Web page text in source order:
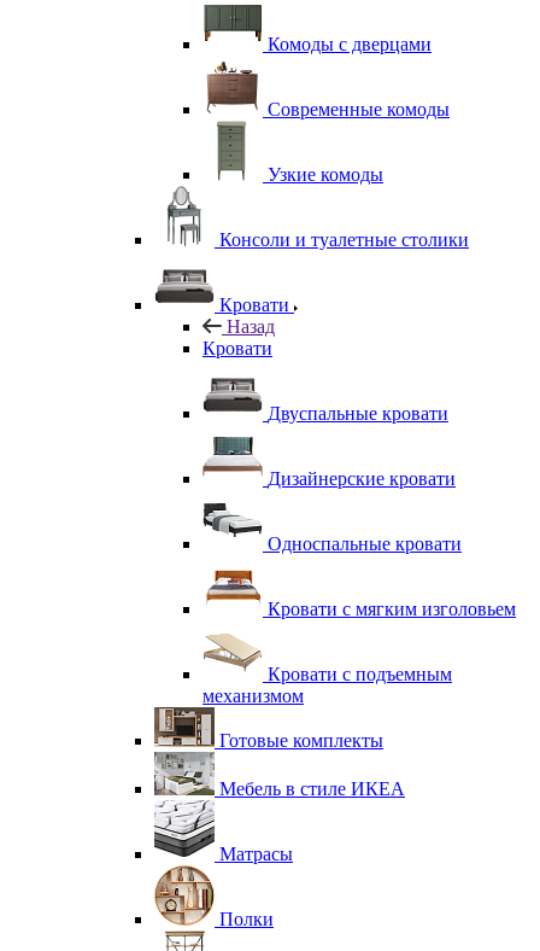
Комоды с дверцами
Современные комоды
Узкие комоды
Консоли и туалетные столики
Кровати
Назад
Кровати
Двуспальные кровати
Дизайнерские кровати
Односпальные кровати
Кровати с мягким изголовьем
Кровати с подъемным
механизмом
Готовые комплекты
Мебель в стиле ИКЕА
Матрасы
Полки